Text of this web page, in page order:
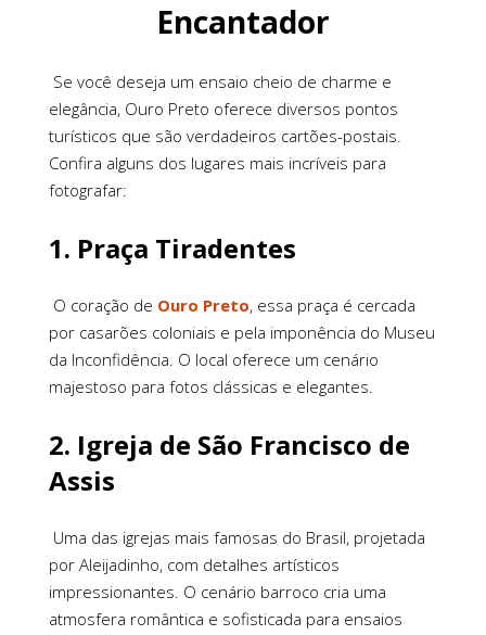
Encantador
Se você deseja um ensaio cheio de charme e
elegância, Ouro Preto oferece diversos pontos
turísticos que são verdadeiros cartões-postais.
Confira alguns dos lugares mais incríveis para
fotografar:
1. Praça Tiradentes
O coração de Ouro Preto, essa praça é cercada
por casarões coloniais e pela imponência do Museu
da Inconfidência. O local oferece um cenário
majestoso para fotos clássicas e elegantes.
2. Igreja de São Francisco de
Assis
Uma das igrejas mais famosas do Brasil, projetada
por Aleijadinho, com detalhes artísticos
impressionantes. O cenário barroco cria uma
atmosfera romântica e sofisticada para ensaios